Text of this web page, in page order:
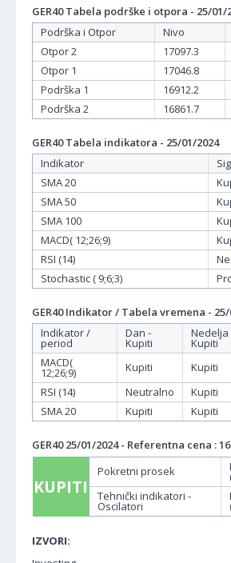
GER40 Tabela podrške i otpora - 25/01/
Podrška i Otpor
Nivo
Otpor 2
17097.3
Otpor 1
17046.8
Podrška 1
16912.2
Podrška 2
16861.7
GER40 Tabela indikatora - 25/01/2024
Indikator
SMA 20
SMA 50
SMA 100
MACD( 12;26;9)
RSI (14)
Stochastic ( 9;6;3)
GER40 Indikator / Tabela vremena - 25/
Indikator /
period
Dan -
Kupiti
Nedelja
Kupiti
MACD(
12;26;9) Kupiti Kupiti
RSI (14)
Neutralno Kupiti
SMA 20
Kupiti Kupiti
GER40 25/01/2024 - Referentna cena :
KUPITI
Pokretni prosek
Tehnički indikatori -
Oscilatori
IZVORI: